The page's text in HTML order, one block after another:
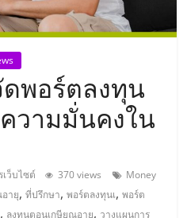
พอร์ตลงทุน
วามมั่นคงใน
ว็บไซต์ 370 views
Money
ายุ,ที่ปรึกษา,พอร์ตลงทุนเ,พอร์ต
, ลงทุนตอนเกษียณอายุ, วางแผนการ